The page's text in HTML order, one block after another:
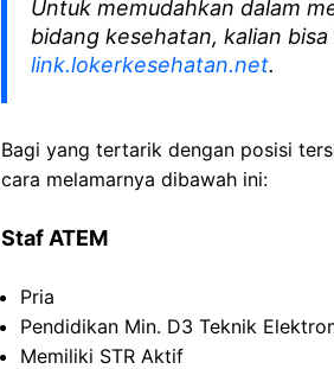
Untuk memudahkan dalam
bidang kesehatan, kalian
link.lokerkesehatan.net.
Bagi yang tertarik dengan posisi
cara melamarnya dibawah ini:
Staf ATEM
Pria
Pendidikan Min. D3 Teknik
Memiliki STR Aktif